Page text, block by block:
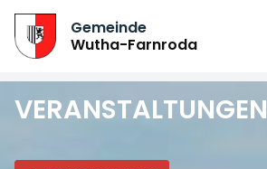
Gemeinde
Wutha-Farnroda
VERANSTALTUNGEN